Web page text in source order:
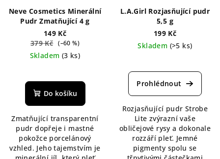
Neve Cosmetics Minerální
Pudr Zmatňující 4 g
149 Kč
379 Kč (–60 %)
Skladem (3 ks)
hodnocení
produktu
z
5
hvězdiček.
Do košíku
Zmatňující transparentní
pudr dopřeje i mastné
pokožce porcelánový
vzhled. Jeho tajemstvím je
L.A.Girl Rozjasňující pudr
5,5 g
199 Kč
Skladem (>5 ks)
hodnocení
produktu
z
5
hvězdiček.
Rozjasňující pudr Strobe
Lite zvýrazní vaše
obličejové rysy a dokonale
rozzáří pleť. Jemné
pigmenty spolu se